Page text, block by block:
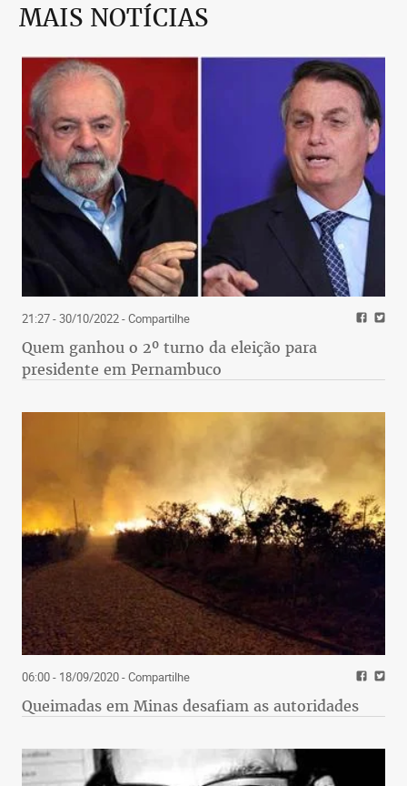
MAIS NOTÍCIAS
21:27 - 30/10/2022- Compartilhe
Quem ganhou o 2º turno da eleição para
presidente em Pernambuco
06:00 - 18/09/2020- Compartilhe
Queimadas em Minas desafiam as autoridades